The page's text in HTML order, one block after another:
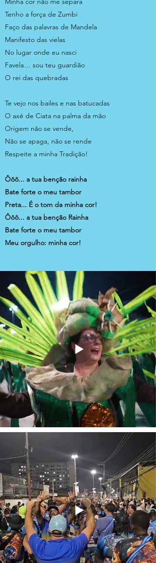
Tenho a força de Zumbi
Faço das palavras de Mandela
Manifesto das vielas
No lugar onde eu nasci
Favela… sou teu guardião
O rei das quebradas
Te vejo nos bailes e nas batucadas
O axé de Ciata na palma da mão
Origem não se vende,
Não se apaga, não se rende
Respeite a minha Tradição!
Ôôô... a tua benção rainha
Bate forte o meu tambor
Preta... É o tom da minha cor!
Ôôô... a tua benção Rainha
Bate forte o meu tambor
Meu orgulho: minha cor!